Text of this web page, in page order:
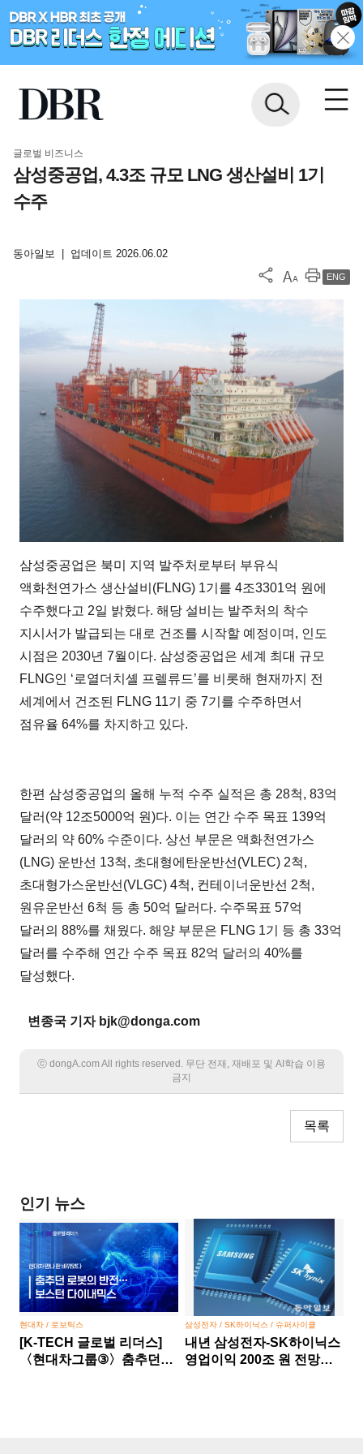
글로벌 비즈니스
삼성중공업, 4.3조 규모 LNG 생산설비 1기
수주
동아일보 업데이트 2026.06.02
ENG
삼성중공업은 북미 지역 발주처로부터 부유식
액화천연가스 생산설비(FLNG) 1기를 4조3301억 원에
수주했다고 2일 밝혔다. 해당 설비는 발주처의 착수
지시서가 발급되는 대로 건조를 시작할 예정이며, 인도
시점은 2030년 7월이다. 삼성중공업은 세계 최대 규모
FLNG인 ‘로열더치셸 프렐류드’를 비롯해 현재까지 전
세계에서 건조된 FLNG 11기 중 7기를 수주하면서
점유율 64%를 차지하고 있다.
한편 삼성중공업의 올해 누적 수주 실적은 총 28척, 83억
달러(약 12조5000억 원)다. 이는 연간 수주 목표 139억
달러의 약 60% 수준이다. 상선 부문은 액화천연가스
(LNG) 운반선 13척, 초대형에탄운반선(VLEC) 2척,
초대형가스운반선(VLGC) 4척, 컨테이너운반선 2척,
원유운반선 6척 등 총 50억 달러다. 수주목표 57억
달러의 88%를 채웠다. 해양 부문은 FLNG 1기 등 총 33억
달러를 수주해 연간 수주 목표 82억 달러의 40%를
달성했다.
변종국 기자 bjk@donga.com
ⓒ dongA.com All rights reserved. 무단 전재, 재배포 및 AI학습 이용
금지
목록
인기 뉴스
현대차 / 로보틱스
[K-TECH 글로벌 리더스]
〈현대차그룹③〉춤추던
삼성전자 / SK하이닉스 / 슈퍼사이클
내년 삼성전자-SK하이닉스
영업이익 200조 원 전망…